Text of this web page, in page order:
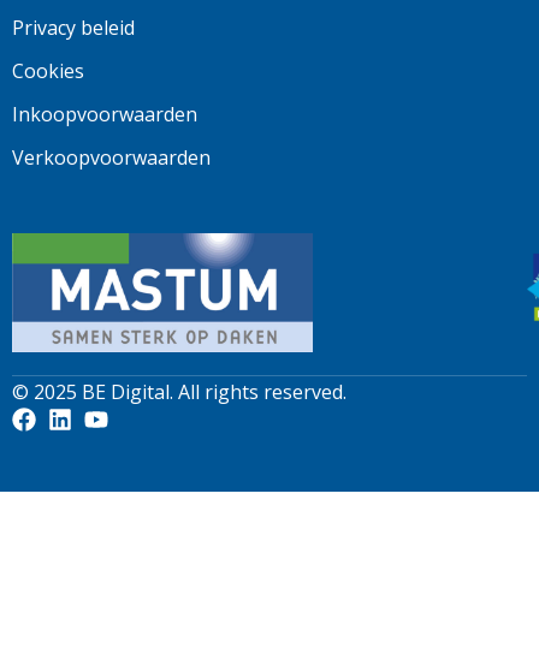
Privacy beleid
Cookies
Inkoopvoorwaarden
Verkoopvoorwaarden
© 2025 BE Digital. All rights reserved.